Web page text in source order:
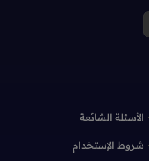
الأسئلة الشائعة
شروط الإستخدام